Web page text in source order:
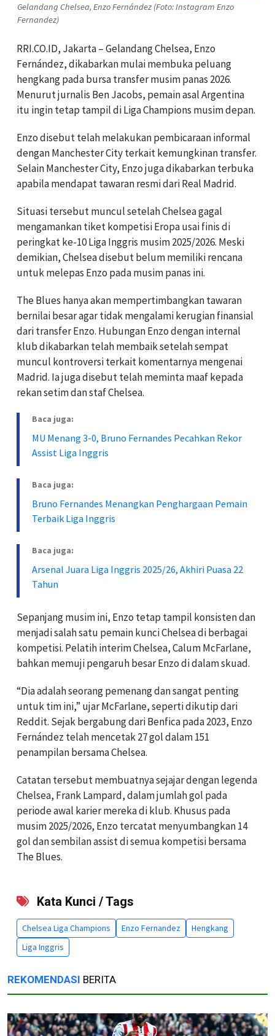
Gelandang Chelsea, Enzo Fernández (Foto: Instagram Enzo
Fernandez)
RRI.CO.ID, Jakarta – Gelandang Chelsea, Enzo
Fernández, dikabarkan mulai membuka peluang
hengkang pada bursa transfer musim panas 2026.
Menurut jurnalis Ben Jacobs, pemain asal Argentina
itu ingin tetap tampil di Liga Champions musim depan.
Enzo disebut telah melakukan pembicaraan informal
dengan Manchester City terkait kemungkinan transfer.
Selain Manchester City, Enzo juga dikabarkan terbuka
apabila mendapat tawaran resmi dari Real Madrid.
Situasi tersebut muncul setelah Chelsea gagal
mengamankan tiket kompetisi Eropa usai finis di
peringkat ke-10 Liga Inggris musim 2025/2026. Meski
demikian, Chelsea disebut belum memiliki rencana
untuk melepas Enzo pada musim panas ini.
The Blues hanya akan mempertimbangkan tawaran
bernilai besar agar tidak mengalami kerugian finansial
dari transfer Enzo. Hubungan Enzo dengan internal
klub dikabarkan telah membaik setelah sempat
muncul kontroversi terkait komentarnya mengenai
Madrid. Ia juga disebut telah meminta maaf kepada
rekan setim dan staf Chelsea.
Baca juga:
MU Menang 3-0, Bruno Fernandes Pecahkan Rekor
Assist Liga Inggris
Baca juga:
Bruno Fernandes Menangkan Penghargaan Pemain
Terbaik Liga Inggris
Baca juga:
Arsenal Juara Liga Inggris 2025/26, Akhiri Puasa 22
Tahun
Sepanjang musim ini, Enzo tetap tampil konsisten dan
menjadi salah satu pemain kunci Chelsea di berbagai
kompetisi. Pelatih interim Chelsea, Calum McFarlane,
bahkan memuji pengaruh besar Enzo di dalam skuad.
“Dia adalah seorang pemenang dan sangat penting
untuk tim ini,” ujar McFarlane, seperti dikutip dari
Reddit. Sejak bergabung dari Benfica pada 2023, Enzo
Fernández telah mencetak 27 gol dalam 151
penampilan bersama Chelsea.
Catatan tersebut membuatnya sejajar dengan legenda
Chelsea, Frank Lampard, dalam jumlah gol pada
periode awal karier mereka di klub. Khusus pada
musim 2025/2026, Enzo tercatat menyumbangkan 14
gol dan sembilan assist di semua kompetisi bersama
The Blues.
Kata Kunci / Tags
Chelsea Liga Champions Enzo Fernandez
Hengkang
Liga Inggris
REKOMENDASI BERITA